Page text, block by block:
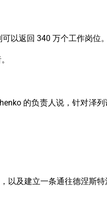
以返回 340 万个工作岗位。
的负责人说，针对泽
以及建立一条通往德涅斯